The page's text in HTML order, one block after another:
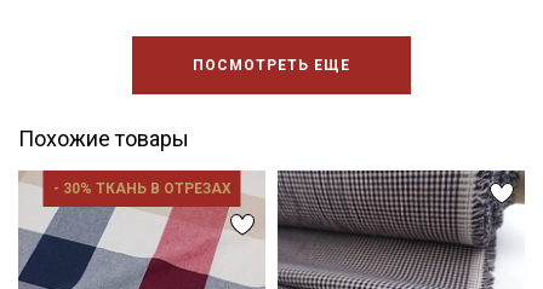
ПОСМОТРЕТЬ ЕЩЕ
Похожие товары
- 30% ТКАНЬ В ОТРЕЗАХ